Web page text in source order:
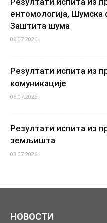
ентомологија, Шумска
Заштита шума
06.07.2026.
Резултати испита из
комуникације
06.07.2026.
Резултати испита из
земљишта
03.07.2026.
НОВОСТИ